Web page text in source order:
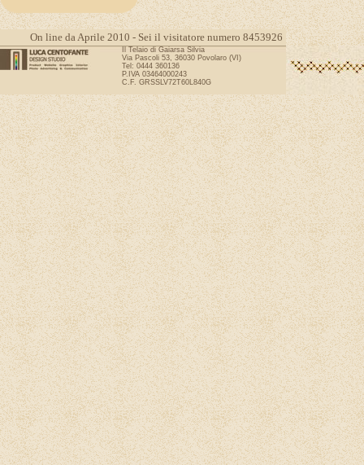
On line da Aprile 2010 - Sei il visitatore numero 8453926
Il Telaio di Gaiarsa Silvia
Via Pascoli 53, 36030 Povolaro (VI)
Tel: 0444 360136
P.IVA 03464000243
C.F. GRSSLV72T60L840G